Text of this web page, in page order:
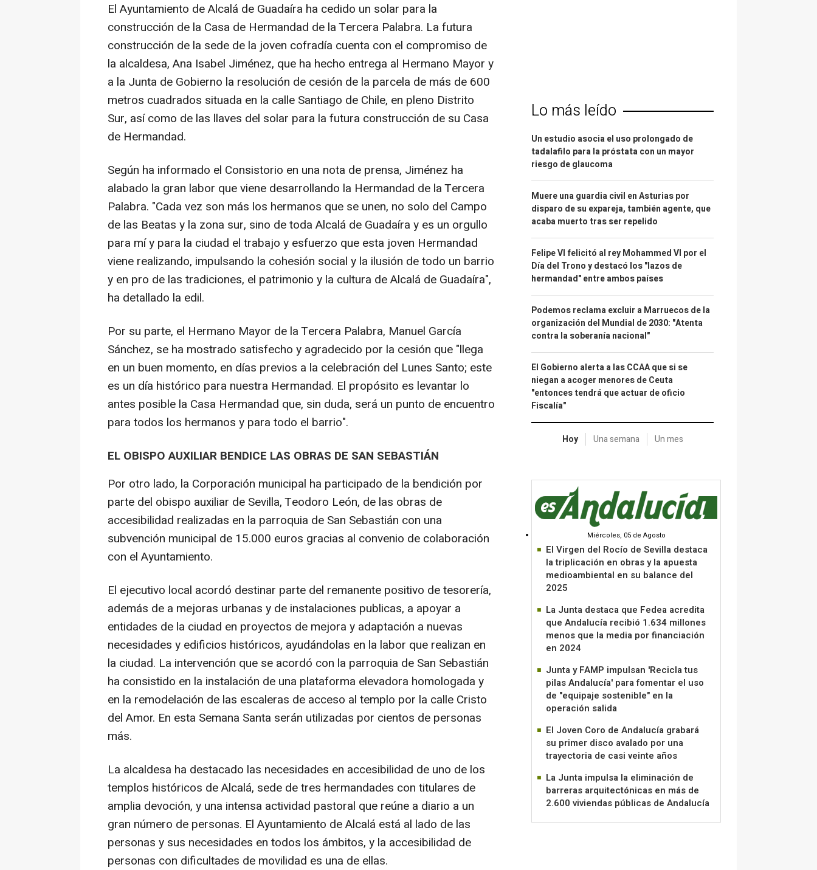
El Ayuntamiento de Alcalá de Guadaíra ha cedido un solar para la
construcción de la Casa de Hermandad de la Tercera Palabra. La futura
construcción de la sede de la joven cofradía cuenta con el compromiso de
la alcaldesa, Ana Isabel Jiménez, que ha hecho entrega al Hermano Mayor y
a la Junta de Gobierno la resolución de cesión de la parcela de más de 600
metros cuadrados situada en la calle Santiago de Chile, en pleno Distrito
Sur, así como de las llaves del solar para la futura construcción de su Casa
de Hermandad.
Según ha informado el Consistorio en una nota de prensa, Jiménez ha
alabado la gran labor que viene desarrollando la Hermandad de la Tercera
Palabra. "Cada vez son más los hermanos que se unen, no solo del Campo
de las Beatas y la zona sur, sino de toda Alcalá de Guadaíra y es un orgullo
para mí y para la ciudad el trabajo y esfuerzo que esta joven Hermandad
viene realizando, impulsando la cohesión social y la ilusión de todo un barrio
y en pro de las tradiciones, el patrimonio y la cultura de Alcalá de Guadaíra",
ha detallado la edil.
Por su parte, el Hermano Mayor de la Tercera Palabra, Manuel García
Sánchez, se ha mostrado satisfecho y agradecido por la cesión que "llega
en un buen momento, en días previos a la celebración del Lunes Santo; este
es un día histórico para nuestra Hermandad. El propósito es levantar lo
antes posible la Casa Hermandad que, sin duda, será un punto de encuentro
para todos los hermanos y para todo el barrio".
EL OBISPO AUXILIAR BENDICE LAS OBRAS DE SAN SEBASTIÁN
Por otro lado, la Corporación municipal ha participado de la bendición por
parte del obispo auxiliar de Sevilla, Teodoro León, de las obras de
accesibilidad realizadas en la parroquia de San Sebastián con una
subvención municipal de 15.000 euros gracias al convenio de colaboración
con el Ayuntamiento.
El ejecutivo local acordó destinar parte del remanente positivo de tesorería,
además de a mejoras urbanas y de instalaciones publicas, a apoyar a
entidades de la ciudad en proyectos de mejora y adaptación a nuevas
necesidades y edificios históricos, ayudándolas en la labor que realizan en
la ciudad. La intervención que se acordó con la parroquia de San Sebastián
ha consistido en la instalación de una plataforma elevadora homologada y
en la remodelación de las escaleras de acceso al templo por la calle Cristo
del Amor. En esta Semana Santa serán utilizadas por cientos de personas
más.
La alcaldesa ha destacado las necesidades en accesibilidad de uno de los
templos históricos de Alcalá, sede de tres hermandades con titulares de
amplia devoción, y una intensa actividad pastoral que reúne a diario a un
gran número de personas. El Ayuntamiento de Alcalá está al lado de las
personas y sus necesidades en todos los ámbitos, y la accesibilidad de
personas con dificultades de movilidad es una de ellas.
Lo más leído
Un estudio asocia el uso prolongado de
tadalafilo para la próstata con un mayor
riesgo de glaucoma
Muere una guardia civil en Asturias por
disparo de su expareja, también agente, que
acaba muerto tras ser repelido
Felipe VI felicitó al rey Mohammed VI por el
Día del Trono y destacó los "lazos de
hermandad" entre ambos países
Podemos reclama excluir a Marruecos de la
organización del Mundial de 2030: "Atenta
contra la soberanía nacional"
El Gobierno alerta a las CCAA que si se
niegan a acoger menores de Ceuta
"entonces tendrá que actuar de oficio
Fiscalía"
Hoy Una semana Un mes
Miércoles, 05 de Agosto
El Virgen del Rocío de Sevilla destaca
la triplicación en obras y la apuesta
medioambiental en su balance del
2025
La Junta destaca que Fedea acredita
que Andalucía recibió 1.634 millones
menos que la media por financiación
en 2024
Junta y FAMP impulsan 'Recicla tus
pilas Andalucía' para fomentar el uso
de "equipaje sostenible" en la
operación salida
El Joven Coro de Andalucía grabará
su primer disco avalado por una
trayectoria de casi veinte años
La Junta impulsa la eliminación de
barreras arquitectónicas en más de
2.600 viviendas públicas de Andalucía